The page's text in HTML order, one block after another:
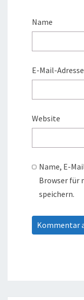
Name
E-Mail-Adresse
Website
Name, E-
Browser für
speichern.